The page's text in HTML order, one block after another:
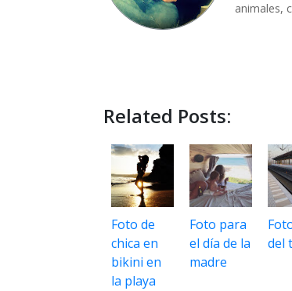
animales,
Related Posts:
Foto de
chica en
bikini en
la playa
Foto para
el día de la
madre
del